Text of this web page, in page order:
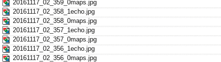
20161117_02_359_0maps.jpg
20161117_02_358_1echo.jpg
20161117_02_358_0maps.jpg
20161117_02_357_1echo.jpg
20161117_02_357_0maps.jpg
20161117_02_356_1echo.jpg
20161117_02_356_0maps.jpg